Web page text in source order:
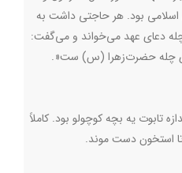
بود. هر حاجتی داشت به
دعای عهد می‌خواند و می‌گفت:
چله حضرت‌زهرا (س) ست.»
تابوت یه بچه کوچولو بود. کاملاً
استخون دست موند.